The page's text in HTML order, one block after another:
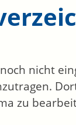
nicht
zu